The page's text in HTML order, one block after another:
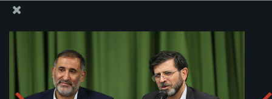
İslam İnqilabının Ali Rəhbəri ədib, müəllim və şairlərdən
bir qrupu ilə görüşdü